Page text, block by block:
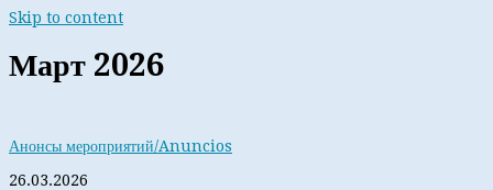
Skip to content
Март 2026
Анонсы мероприятий/Anuncios
26.03.2026